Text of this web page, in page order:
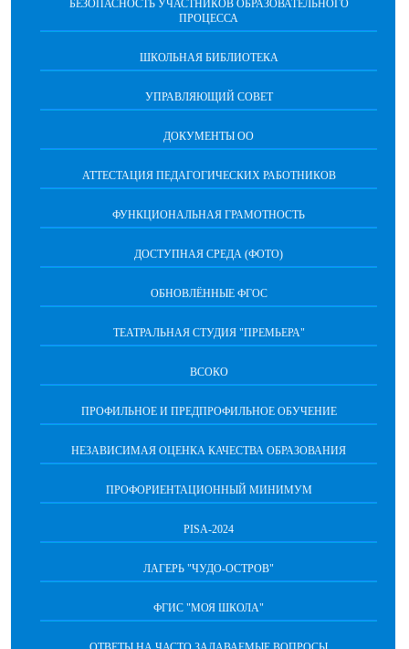
БЕЗОПАСНОСТЬ УЧАСТНИКОВ ОБРАЗОВАТЕЛЬНОГО
ПРОЦЕССА
ШКОЛЬНАЯ БИБЛИОТЕКА
УПРАВЛЯЮЩИЙ СОВЕТ
ДОКУМЕНТЫ ОО
АТТЕСТАЦИЯ ПЕДАГОГИЧЕСКИХ РАБОТНИКОВ
ФУНКЦИОНАЛЬНАЯ ГРАМОТНОСТЬ
ДОСТУПНАЯ СРЕДА (ФОТО)
ОБНОВЛЁННЫЕ ФГОС
ТЕАТРАЛЬНАЯ СТУДИЯ "ПРЕМЬЕРА"
ВСОКО
ПРОФИЛЬНОЕ И ПРЕДПРОФИЛЬНОЕ ОБУЧЕНИЕ
НЕЗАВИСИМАЯ ОЦЕНКА КАЧЕСТВА ОБРАЗОВАНИЯ
ПРОФОРИЕНТАЦИОННЫЙ МИНИМУМ
PISA-2024
ЛАГЕРЬ "ЧУДО-ОСТРОВ"
ФГИС "МОЯ ШКОЛА"